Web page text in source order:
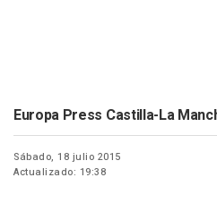
Europa Press Castilla-La
Sábado, 18 julio 2015
Actualizado: 19:38